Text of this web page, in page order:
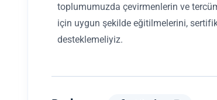
toplumumuzda çevirmenlerin ve
için uygun şekilde eğitilmelerini,
desteklemeliyiz.